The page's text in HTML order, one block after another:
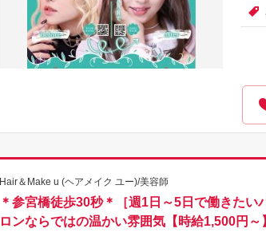
Hair＆Make u (ヘアメイク ユー)/美容師
＊参宮橋徒歩30秒＊［週1日～5日で働きた
ロンならではの温かい雰囲気【時給1,500円